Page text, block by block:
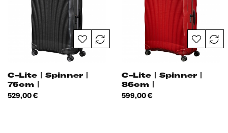
C-Lite | Spinner |
75cm |
Hind
529,00 €
C-Lite | Spinner |
86cm |
Hind
599,00 €